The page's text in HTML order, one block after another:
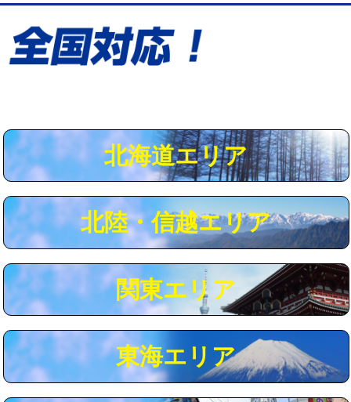
給水管工事※（土の掘削・埋め戻し作
業)
用（追加）/3ｍ超え)
給水管工事※（ライニング鋼管・銅
44,000円
給水管工事※（ライニング鋼管・銅
管・ポリ管・HT管使用/3ｍ超え)
+8,800円
マス交換（土の掘削・埋め戻し作業） 11,000円~
マス交換（深さ50㎝未満） 55,000円
マス交換（深さ50㎝以上） 66,000円
コンクリート斫り（厚さ10㎝まで） 27,500円
コンクリート斫り（厚さ10㎝超え） 38,500円
北海道エリア
北陸・信越エリア
関東エリア
東海エリア